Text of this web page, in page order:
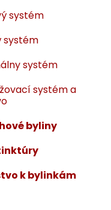
systém
systém
systém
systém a
byliny
k bylinkám